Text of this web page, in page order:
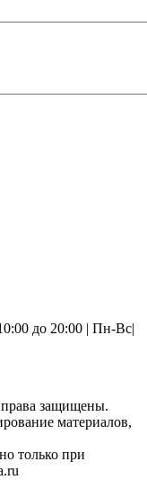
до 20:00 | Пн-Вс|
защищены.
материалов,
только при